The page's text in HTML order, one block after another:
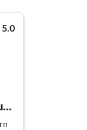
5.0
Toll ausgestattet, perfekte Lage und ❤️ liche Vermieter